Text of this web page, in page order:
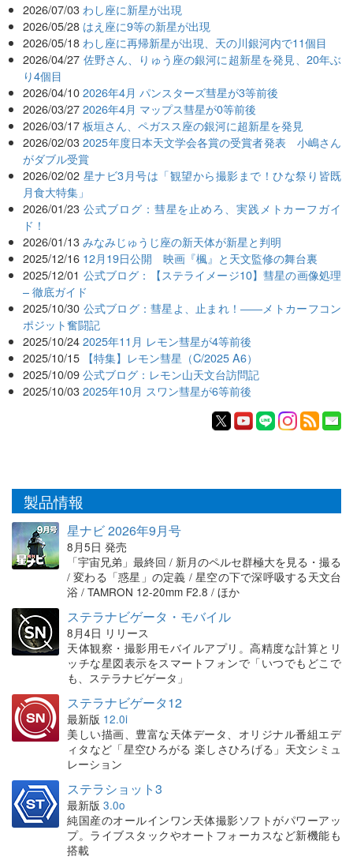
2026/07/03 わし座に新星が出現
2026/05/28 はえ座に9等の新星が出現
2026/05/18 わし座に再帰新星が出現、天の川銀河内で11個目
2026/04/27 佐野さん、りゅう座の銀河に超新星を発見、20年ぶ
り4個目
2026/04/10 2026年4月 パンスターズ彗星が3等前後
2026/03/27 2026年4月 マップス彗星が0等前後
2026/03/17 板垣さん、ペガスス座の銀河に超新星を発見
2026/02/03 2025年度日本天文学会各賞の受賞者発表 小嶋さん
がダブル受賞
2026/02/02 星ナビ3月号は「観望から撮影まで！ひな祭り皆既
月食大特集」
2026/01/23 公式ブログ：彗星を止めろ、実践メトカーフガイ
ド！
2026/01/13 みなみじゅうじ座の新天体が新星と判明
2025/12/16 12月19日公開 映画『楓』と天文監修の舞台裏
2025/12/01 公式ブログ：【ステライメージ10】彗星の画像処理
– 徹底ガイド
2025/10/30 公式ブログ：彗星よ、止まれ！――メトカーフコン
ポジット奮闘記
2025/10/24 2025年11月 レモン彗星が4等前後
2025/10/15 【特集】レモン彗星（C/2025 A6）
2025/10/09 公式ブログ：レモン山天文台訪問記
2025/10/03 2025年10月 スワン彗星が6等前後
製品情報
星ナビ 2026年9月号
8月5日 発売
「宇宙兄弟」最終回 / 新月のペルセ群極大を見る・撮る
/ 変わる「惑星」の定義 / 星空の下で深呼吸する天文台
浴 / TAMRON 12-20mm F2.8 / ほか
ステラナビゲータ・モバイル
8月4日 リリース
天体観察・撮影用モバイルアプリ。高精度な計算とリ
ッチな星図表示をスマートフォンで「いつでもどこで
も、ステラナビゲータ」
ステラナビゲータ12
最新版 12.0i
美しい描画、豊富な天体データ、オリジナル番組エデ
ィタなど「星空ひろがる 楽しさひろげる」天文シミュ
レーション
ステラショット3
最新版 3.0o
純国産のオールインワン天体撮影ソフトがパワーアッ
プ。ライブスタックやオートフォーカスなど新機能も
搭載